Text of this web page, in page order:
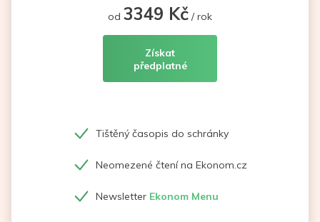
od 3349 Kč / rok
Získat
předplatné
Tištěný časopis do schránky
Neomezené čtení na Ekonom.cz
Newsletter Ekonom Menu